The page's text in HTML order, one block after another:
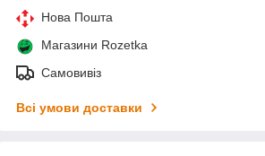
Нова Пошта
Магазини Rozetka
Самовивіз
Всі умови доставки